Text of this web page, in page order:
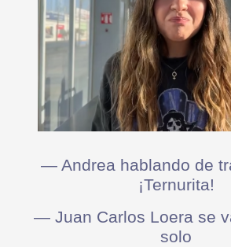
— Andrea hablando de
¡Ternurita!
— Juan Carlos Loera se
solo